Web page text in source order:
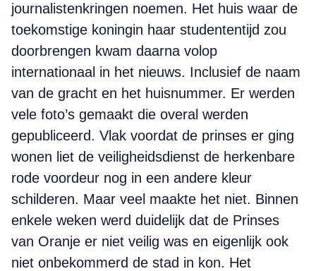
journalistenkringen noemen. Het huis waar de
toekomstige koningin haar studententijd zou
doorbrengen kwam daarna volop
internationaal in het nieuws. Inclusief de naam
van de gracht en het huisnummer. Er werden
vele foto’s gemaakt die overal werden
gepubliceerd. Vlak voordat de prinses er ging
wonen liet de veiligheidsdienst de herkenbare
rode voordeur nog in een andere kleur
schilderen. Maar veel maakte het niet. Binnen
enkele weken werd duidelijk dat de Prinses
van Oranje er niet veilig was en eigenlijk ook
niet onbekommerd de stad in kon. Het